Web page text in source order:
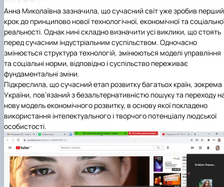
Анна Миколаївна зазначила, що сучасний світ уже зробив перший
крок до принципово нової технологічної, економічної та
реальності. Однак нині складно визначити усі виклики, що стоять
перед сучасним індустріальним суспільством. Одночасно
змінюється структура технологій, змінюються моделі управління
та соціальні норми, відповідно і суспільство переживає
фундаментальні зміни.
Підкреслила, що сучасний етап розвитку багатьох країн, зокрема
України, пов’язаний з безальтернативністю пошуку та переходу
нову модель економічного розвитку, в основу якої покладено
використання інтелектуального і творчого потенціалу людської
особистості.